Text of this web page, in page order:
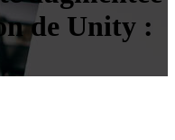
de Unity :